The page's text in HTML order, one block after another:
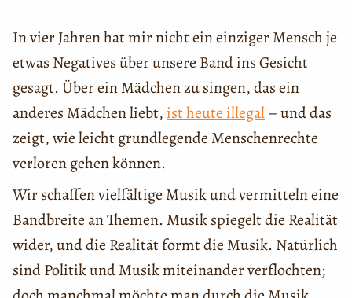
In vier Jahren hat mir nicht ein einziger Mensch je
etwas Negatives über unsere Band ins Gesicht
gesagt. Über ein Mädchen zu singen, das ein
anderes Mädchen liebt, ist heute illegal– und das
zeigt, wie leicht grundlegende Menschenrechte
verloren gehen können.
Wir schaffen vielfältige Musik und vermitteln eine
Bandbreite an Themen. Musik spiegelt die Realität
wider, und die Realität formt die Musik. Natürlich
sind Politik und Musik miteinander verflochten;